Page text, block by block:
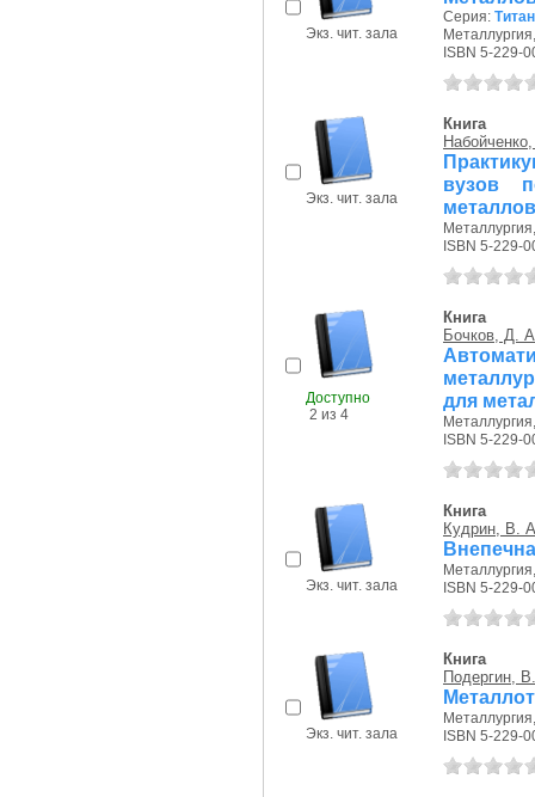
Экз. чит. зала
Серия:
ISBN 5-229-
Экз. чит. зала
Книга
вузов
ISBN 5-229-
Доступно
2 из 4
Книга
Бочков, Д.
для
ISBN 5-229-
Экз. чит. зала
Книга
Кудрин, В.
ISBN 5-229-
Экз. чит. зала
Книга
Подергин,
ISBN 5-229-